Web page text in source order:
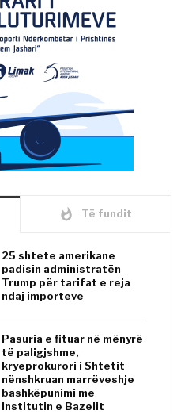
whatshot Të fundit
25 shtete amerikane
padisin administratën
Trump për tarifat e reja
ndaj importeve
Pasuria e fituar në mënyrë
të paligjshme,
kryeprokurori i Shtetit
nënshkruan marrëveshje
bashkëpunimi me
Institutin e Bazelit